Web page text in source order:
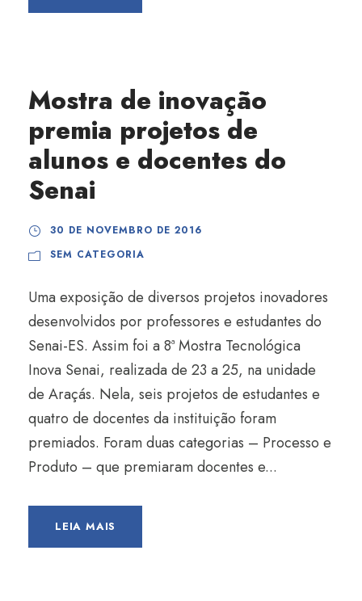
Mostra de inovação
premia projetos de
alunos e docentes do
Senai
30 DE NOVEMBRO DE 2016
SEM CATEGORIA
Uma exposição de diversos projetos inovadores
desenvolvidos por professores e estudantes do
Senai-ES. Assim foi a 8ª Mostra Tecnológica
Inova Senai, realizada de 23 a 25, na unidade
de Araçás. Nela, seis projetos de estudantes e
quatro de docentes da instituição foram
premiados. Foram duas categorias – Processo e
Produto – que premiaram docentes e...
LEIA MAIS